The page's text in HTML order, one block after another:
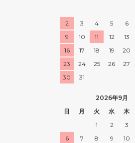
2
3 4 5 6
9
10 11 12 13
16
17 18 19 20
23
24 25 26 27
30
31
2026年9月
日
月 火 水 木
1
2 3
6
7 8 9 10